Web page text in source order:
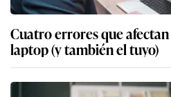
Cuatro errores que
laptop (y también el tuyo)